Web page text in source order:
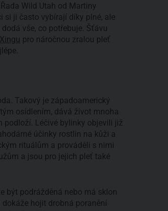
Wild Utah od Martiny
si ji často vybírají díky plné, ale
vše, co potřebuje. Šťávu
Xingu pro náročnou zralou pleť
Takový je západoamerický
osídlením, dává život mnoha
podloží. Léčivé bylinky objevili již
účinky rostlin na kůži a
rituálům a prováděli s nimi
a jsou pro jejich pleť také
být podrážděná nebo má sklon
hojit drobná poranění